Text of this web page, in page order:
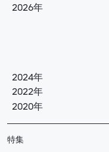
2026年
2024年
2022年
2020年
特集